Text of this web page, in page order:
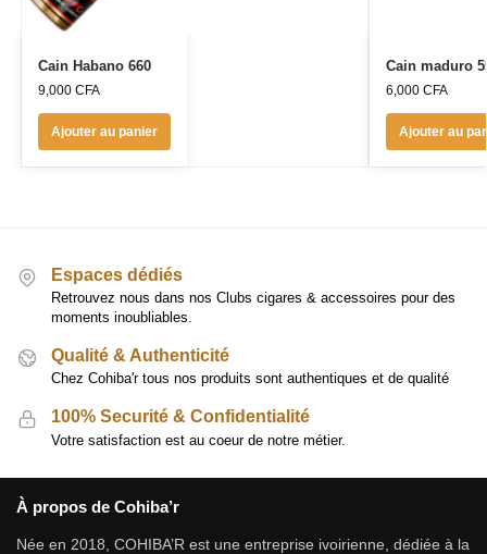
Cain Habano 660
9,000 CFA
Ajouter au panier
Cain maduro
6,000 CFA
Ajouter au
Espaces dédiés
Retrouvez nous dans nos Clubs cigares & accessoires pour des
moments inoubliables.
Qualité & Authenticité
Chez Cohiba'r tous nos produits sont authentiques et de qualité
100% Securité & Confidentialité
Votre satisfaction est au coeur de notre métier.
À propos de Cohiba’r
Née en 2018, COHIBA’R est une entreprise ivoirienne, dédiée à la